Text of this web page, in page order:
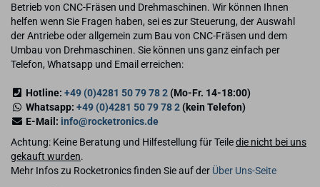
Betrieb von CNC-Fräsen und Drehmaschinen. Wir können Ihnen
helfen wenn Sie Fragen haben, sei es zur Steuerung, der Auswahl
der Antriebe oder allgemein zum Bau von CNC-Fräsen und dem
Umbau von Drehmaschinen. Sie können uns ganz einfach per
Telefon, Whatsapp und Email erreichen:
Hotline: +49 (0)4281 50 79 78 2(Mo-Fr. 14-18:00)
Whatsapp: +49 (0)4281 50 79 78 2(kein Telefon)
E-Mail: info@rocketronics.de
Achtung: Keine Beratung und Hilfestellung für Teiledie nicht bei uns
gekauft wurden.
Mehr Infos zu Rocketronics finden Sie auf der Über Uns-Seite